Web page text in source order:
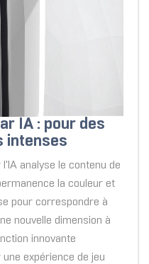
IA : pour des
intenses
analyse le contenu de
la couleur et
pour correspondre à
nouvelle dimension à
innovante
expérience de jeu